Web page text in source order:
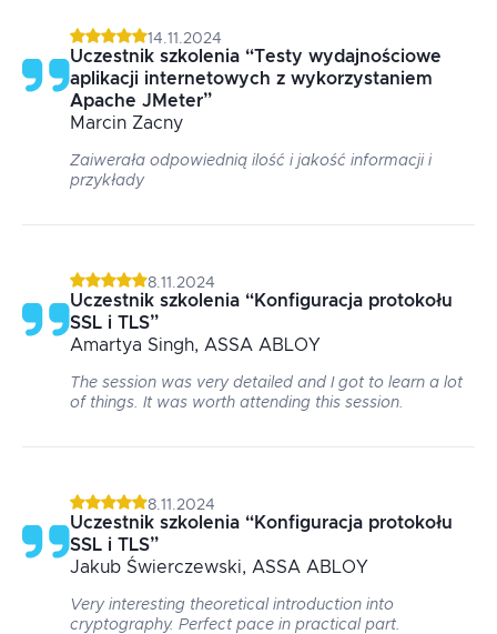
14.11.2024
Uczestnik szkolenia “Testy wydajnościowe
aplikacji internetowych z wykorzystaniem
Apache JMeter”
Marcin Zacny
Zaiwerała odpowiednią ilość i jakość informacji i
przykłady
8.11.2024
Uczestnik szkolenia “Konfiguracja protokołu
SSL i TLS”
Amartya Singh, ASSA ABLOY
The session was very detailed and I got to learn a lot
of things. It was worth attending this session.
8.11.2024
Uczestnik szkolenia “Konfiguracja protokołu
SSL i TLS”
Jakub Świerczewski, ASSA ABLOY
Very interesting theoretical introduction into
cryptography. Perfect pace in practical part.